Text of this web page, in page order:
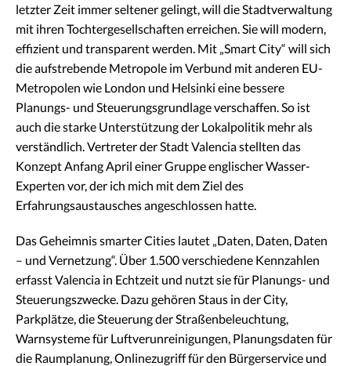
letzter Zeit immer seltener gelingt, will die Stadtverwaltung
mit ihren Tochtergesellschaften erreichen. Sie will modern,
effizient und transparent werden. Mit „Smart City“ will sich
die aufstrebende Metropole im Verbund mit anderen EU-
Metropolen wie London und Helsinki eine bessere
Planungs- und Steuerungsgrundlage verschaffen. So ist
auch die starke Unterstützung der Lokalpolitik mehr als
verständlich. Vertreter der Stadt Valencia stellten das
Konzept Anfang April einer Gruppe englischer Wasser-
Experten vor, der ich mich mit dem Ziel des
Erfahrungsaustausches angeschlossen hatte.
Das Geheimnis smarter Cities lautet „Daten, Daten, Daten
– und Vernetzung“. Über 1.500 verschiedene Kennzahlen
erfasst Valencia in Echtzeit und nutzt sie für Planungs- und
Steuerungszwecke. Dazu gehören Staus in der City,
Parkplätze, die Steuerung der Straßenbeleuchtung,
Warnsysteme für Luftverunreinigungen, Planungsdaten für
die Raumplanung, Onlinezugriff für den Bürgerservice und